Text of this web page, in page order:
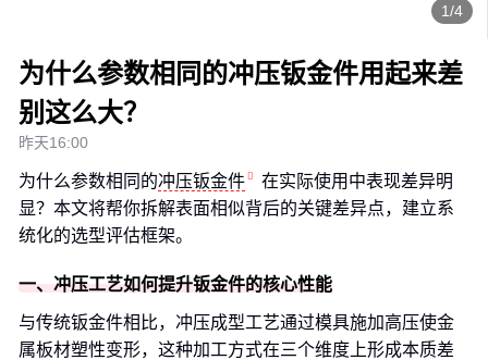
1/4
为什么参数相同的冲压钣金件用起来差
别这么大？
昨天16:00
为什么参数相同的冲压钣金件
在实际使用中表现差异明
显？本文将帮你拆解表面相似背后的关键差异点，建立系
统化的选型评估框架。
一、冲压工艺如何提升钣金件的核心性能
与传统钣金件相比，冲压成型工艺通过模具施加高压使金
属板材塑性变形，这种加工方式在三个维度上形成本质差